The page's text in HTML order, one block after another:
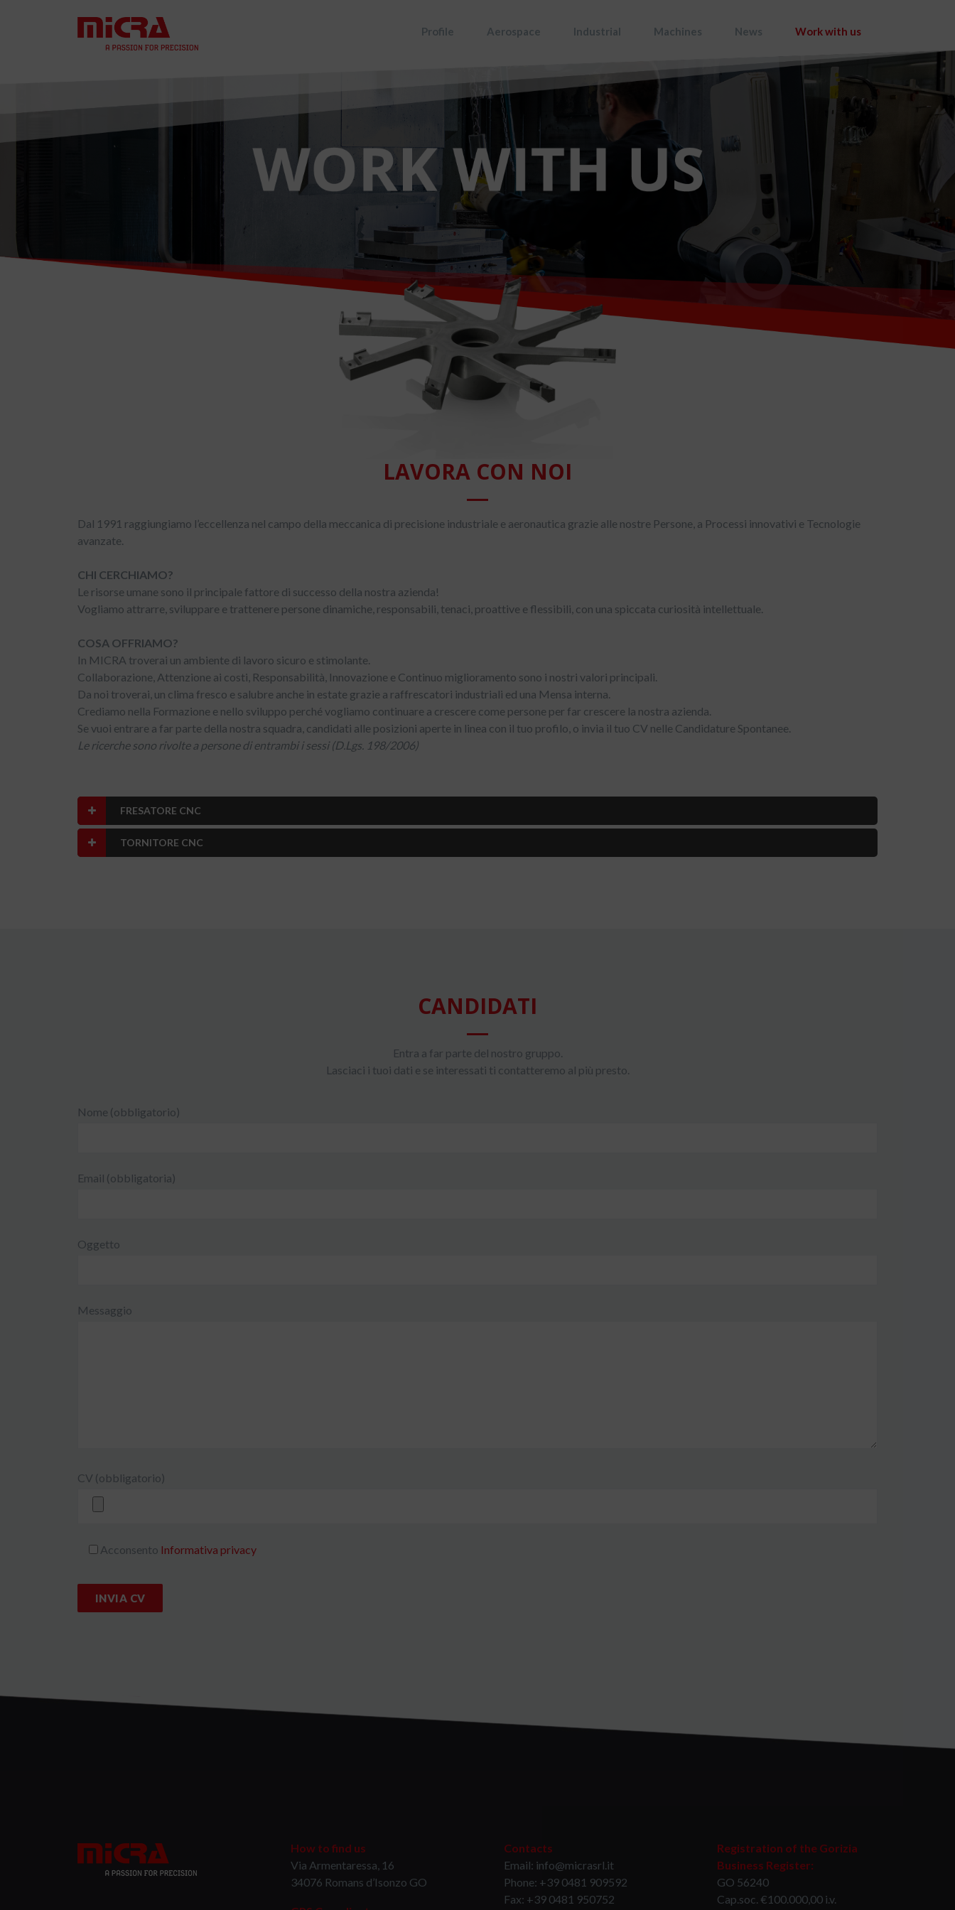
Profile Aerospace Industrial Machines News Work with us
LAVORA CON NOI
Dal 1991 raggiungiamo l’eccellenza nel campo della meccanica di precisione industriale e aeronautica grazie alle nostre Persone, a Processi innovativi e Tecnologie
avanzate.
CHI CERCHIAMO?
Le risorse umane sono il principale fattore di successo della nostra azienda!
Vogliamo attrarre, sviluppare e trattenere persone dinamiche, responsabili, tenaci, proattive e flessibili, con una spiccata curiosità intellettuale.
COSA OFFRIAMO?
In MICRA troverai un ambiente di lavoro sicuro e stimolante.
Collaborazione, Attenzione ai costi, Responsabilità, Innovazione e Continuo miglioramento sono i nostri valori principali.
Da noi troverai, un clima fresco e salubre anche in estate grazie a raffrescatori industriali ed una Mensa interna.
Crediamo nella Formazione e nello sviluppo perché vogliamo continuare a crescere come persone per far crescere la nostra azienda.
Se vuoi entrare a far parte della nostra squadra, candidati alle posizioni aperte in linea con il tuo profilo, o invia il tuo CV nelle Candidature Spontanee.
Le ricerche sono rivolte a persone di entrambi i sessi (D.Lgs. 198/2006)
FRESATORE CNC
TORNITORE CNC
CANDIDATI
Entra a far parte del nostro gruppo.
Lasciaci i tuoi dati e se interessati ti contatteremo al più presto.
Nome (obbligatorio)
Email (obbligatoria)
Oggetto
Messaggio
CV (obbligatorio)
Acconsento Informativa privacy
How to find us
Via Armentaressa, 16
34076 Romans d’Isonzo GO
Contacts
Email: info@micrasrl.it
Phone: +39 0481 909592
Fax: +39 0481 950752
Registration of the Gorizia
Business Register:
GO 56240
Cap.soc. €100.000,00 i.v.